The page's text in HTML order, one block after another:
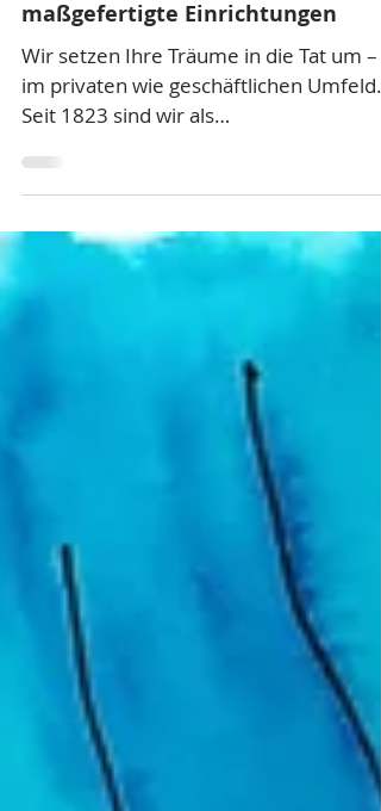
Tischlerei Mütze GmbH -
Tischlereihandwerk für
maßgefertigte Einrichtungen
Wir setzen Ihre Träume in die Tat um –
Seit 1823 sind wir als
Familienunternehmen in 7. Generation
für Sie da – gerne als Komplettpaket von
Beratung über Planung und Umsetzung.